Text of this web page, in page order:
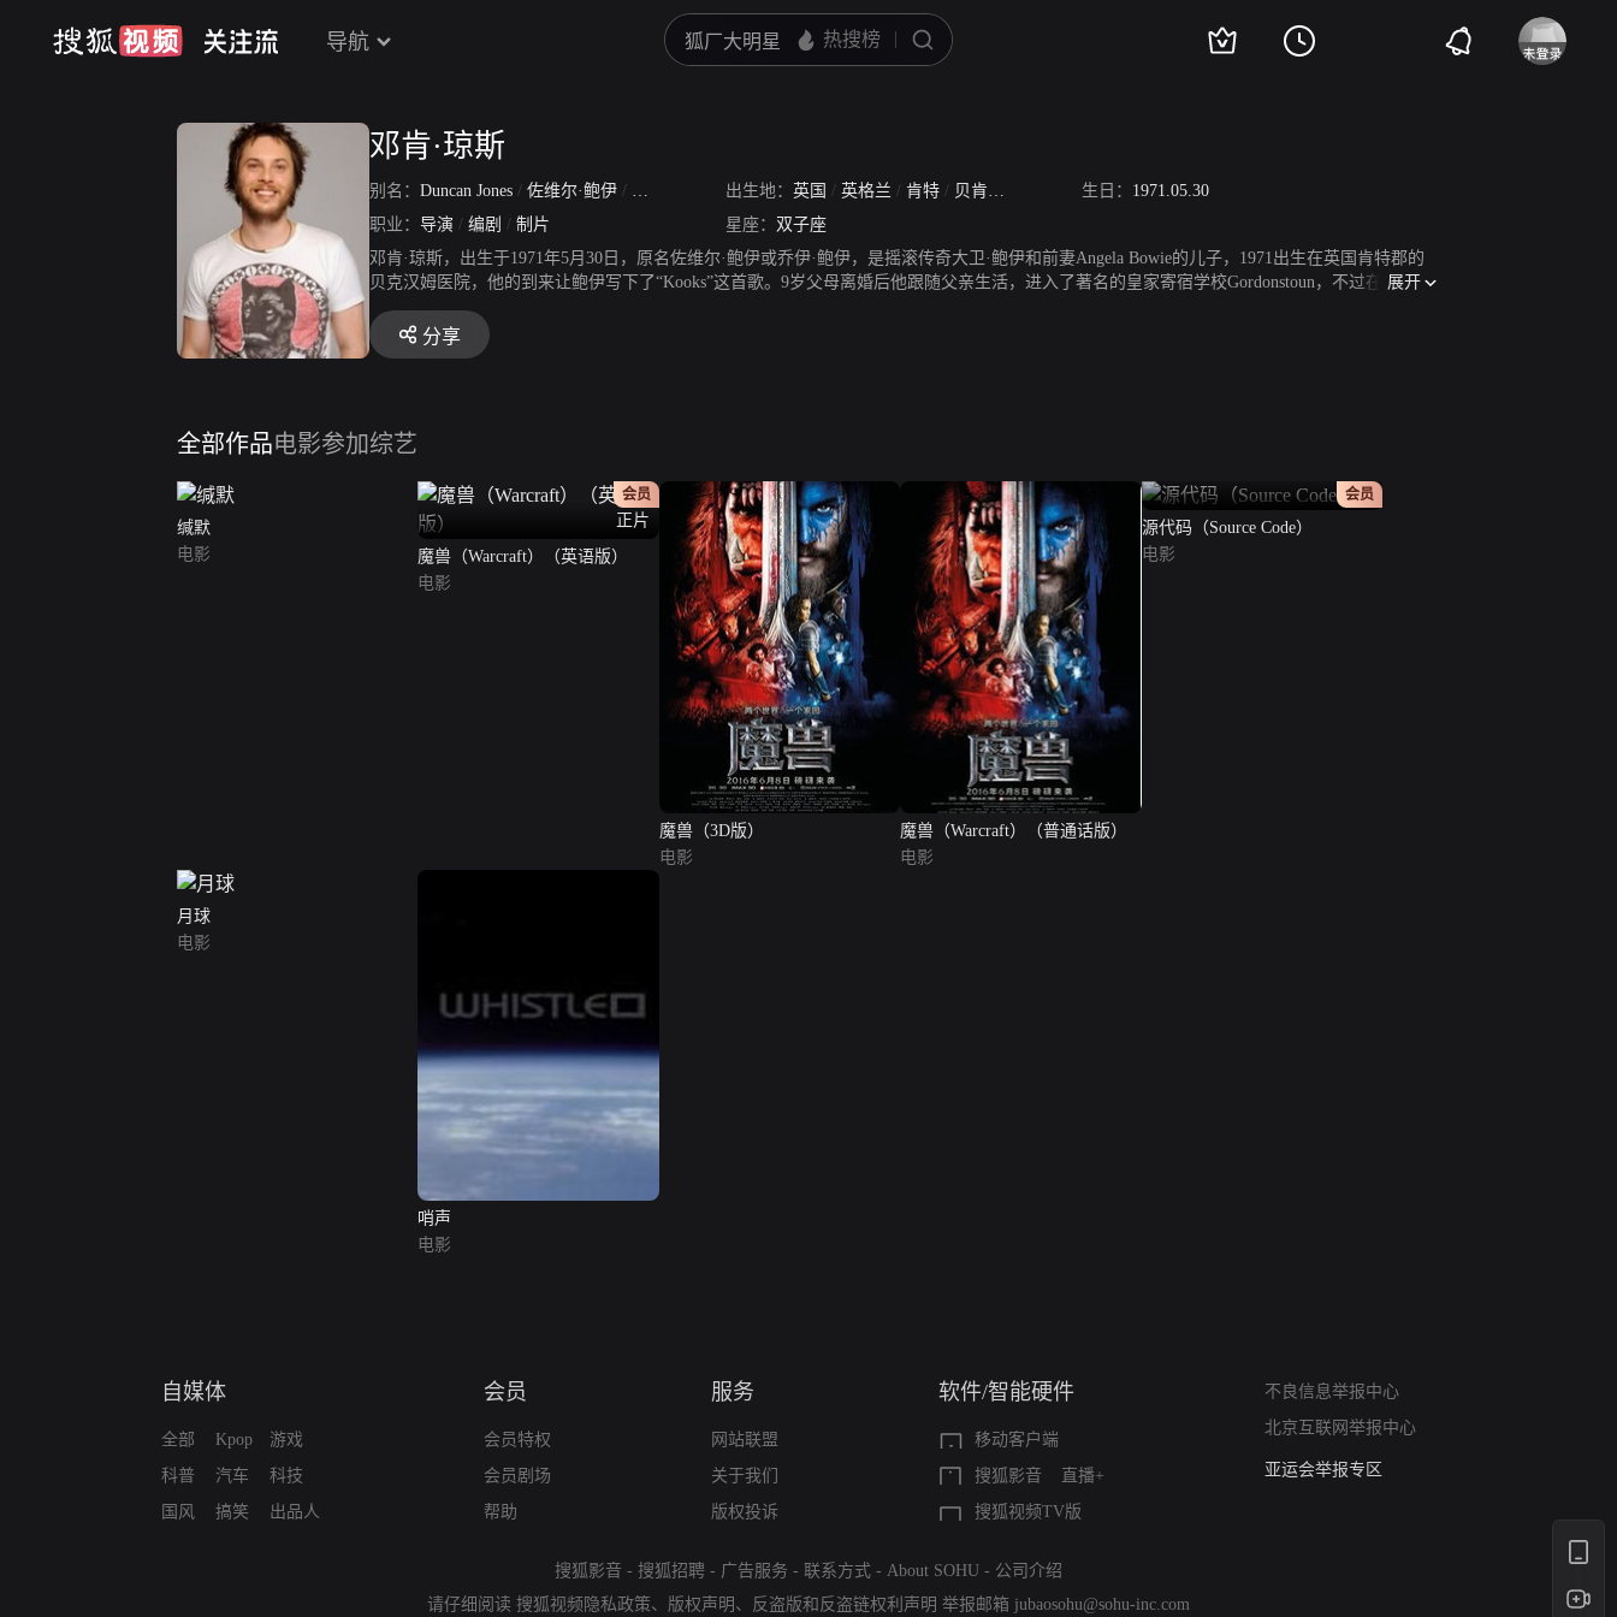
导航
邓肯·琼斯
别名： Duncan Jones / 佐维尔·鲍伊 / 乔伊·鲍伊 Duncan Zowie Hayward Jones
出生地： 英国 / 英格兰 / 肯特 / 贝肯纳姆 生日： 1971.05.30
职业： 导演 / 编剧 / 制片 星座： 双子座
邓肯·琼斯，出生于1971年5月30日，原名佐维尔·鲍伊或乔伊·鲍伊，是摇滚传奇大卫·鲍伊和前妻Angela Bowie的儿子，1971出生在英国肯特郡的
贝克汉姆医院，他的到来让鲍伊写下了“Kooks”这首歌。9岁父母离婚后他跟随父亲生活，进入了著名的皇家寄宿学校Gordonstoun，不过在最后一
个学期被开除。18岁时他决定使用邓肯·琼斯这个名字。1992年鲍伊同名模Iman的婚礼上他曾是伴郎。1995年邓肯·琼斯从美国俄亥俄州Wooster艺
术学院哲学系毕业，后进入田纳西的范德堡大学大学攻读博士学位，但中途放弃去了伦敦电影学院。尽管父亲希望他继承父业，但琼斯对于学习
乐器没多少耐心，相反是个铁杆影迷，刚好鲍伊也是半个演员。琼斯对机器人和人工智能非常感兴趣，并在大学深入演技，这也奠定了他之后追
出现的两个女人先是玩命功夫PK，而后又出人意料地吻在一起，如此大胆的做法自然难逃右翼媒体的怒斥。直到2008年，他的长片处女作终于成
形，这就是由山姆洛克威尔主演的科幻片《月球》。
展开
分享
全部作品电影参加综艺
缄默
电影
正片
会员
魔兽（Warcraft）（英语版）
电影
魔兽（3D版）
电影
魔兽（Warcraft）（普通话版）
电影
正片
会员
源代码（Source Code）
电影
月球
电影
哨声
电影
自媒体
全部
科普
国风
Kpop
汽车
搞笑
游戏
科技
出品人
会员
会员特权
会员剧场
帮助
服务
网站联盟
关于我们
版权投诉
软件/智能硬件
移动客户端
搜狐影音
直播+
搜狐视频TV版
不良信息举报中心
北京互联网举报中心
算法推荐专项举报
亚运会举报专区
搜狐影音 - 搜狐招聘 - 广告服务 - 联系方式 - About SOHU - 公司介绍
请仔细阅读 搜狐视频隐私政策、 版权声明 、 反盗版和反盗链权利声明 举报邮箱 jubaosohu@sohu-inc.com